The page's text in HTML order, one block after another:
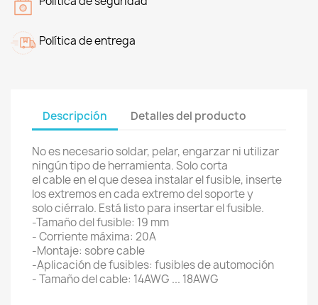
Política de entrega
Descripción Detalles del producto
No es necesario soldar, pelar, engarzar ni utilizar
ningún tipo de herramienta. Solo corta
el cable en el que desea instalar el fusible, inserte
los extremos en cada extremo del soporte y
solo ciérralo. Está listo para insertar el fusible.
-Tamaño del fusible: 19 mm
- Corriente máxima: 20A
-Montaje: sobre cable
-Aplicación de fusibles: fusibles de automoción
- Tamaño del cable: 14AWG ... 18AWG